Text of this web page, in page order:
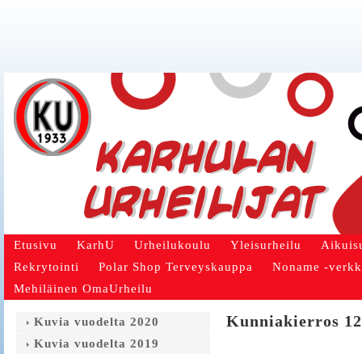
Etusivu KarhU Urheilukoulu Yleisurheilu
Rekrytointi
Polar Shop Terveyskauppa
Noname -
Mehiläinen OmaUrheilu
Kunniakierros
Kuvia vuodelta 2020
Kuvia vuodelta 2019